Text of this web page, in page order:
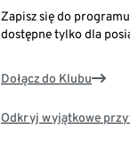
Zapisz się do
dostępne tylko dla
Dołącz do Klubu
Odkryj wyjątkowe